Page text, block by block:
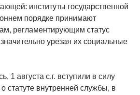
институты государственной
порядке принимают
регламентирующим статус
урезая их социальные
1 августа с.г. вступили в силу
статуте внутренней службы, в